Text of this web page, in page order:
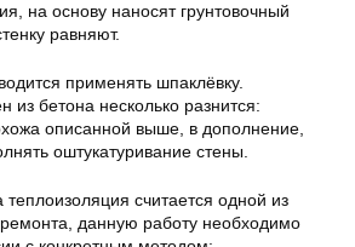
на основу наносят грунтовочный
равняют.
применять шпаклёвку.
из бетона несколько разнится:
описанной выше, в дополнение,
оштукатуривание стены.
теплоизоляция считается одной из
данную работу необходимо